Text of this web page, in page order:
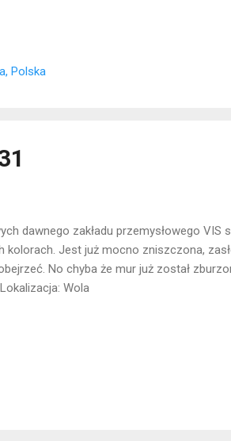
Polska
dawnego zakładu przemysłowego VIS
kolorach. Jest już mocno zniszczona,
No chyba że mur już został
Wola